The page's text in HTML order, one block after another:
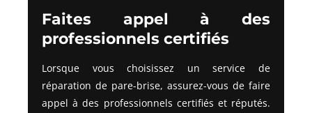
Faites appel à des
professionnels certifiés
Lorsque vous choisissez un service de
réparation de pare-brise, assurez-vous de faire
appel à des professionnels certifiés et réputés.